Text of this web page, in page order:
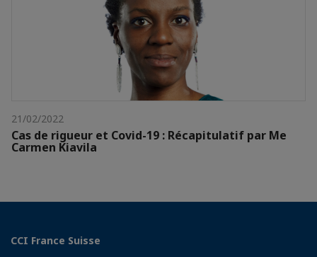
21/02/2022
Cas de rigueur et Covid-19 : Récapitulatif par Me
Carmen Kiavila
CCI France Suisse